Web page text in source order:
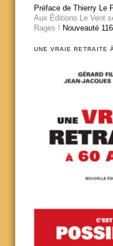
Préface de Thierry Le
Aux Éditions Le Vent
Rages ! Nouveauté
UNE VRAIE RETRAITE